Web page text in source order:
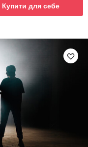
Купити для себе